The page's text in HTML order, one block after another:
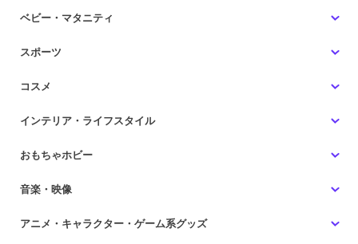
ベビー・マタニティ
スポーツ
コスメ
インテリア・ライフスタイル
おもちゃホビー
音楽・映像
アニメ・キャラクター・ゲーム系グッズ